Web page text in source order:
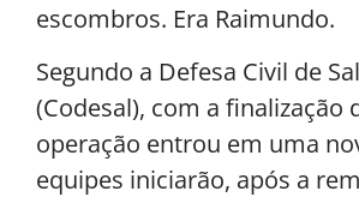
escombros. Era Raimundo.
Segundo a Defesa Civil de
(Codesal), com a finalização
operação entrou em uma
equipes iniciarão, após a